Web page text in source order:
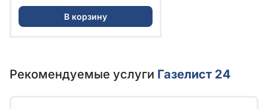
В корзину
Рекомендуемые услуги Газелист 24